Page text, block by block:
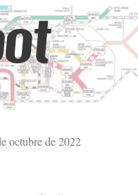
octubre de 2022